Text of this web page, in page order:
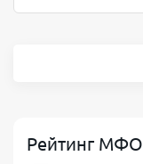
Рейтинг МФО